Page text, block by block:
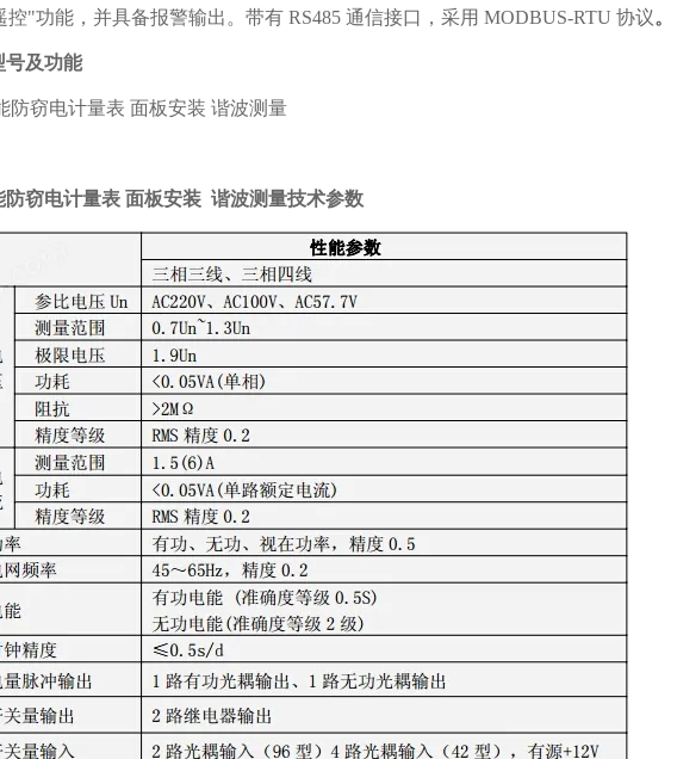
控"功能，并具备报警输出。带有 RS485 通信接口，采用 MODBUS-RTU 协议。
号及功能
防窃电计量表 面板安装 谐波测量技术参数